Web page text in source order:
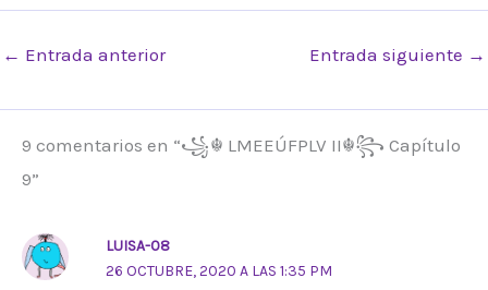
← Entrada anterior Entrada siguiente →
9 comentarios en “꧁☬ LMEEÚFPLV II☬꧂ Capítulo
9”
LUISA-08
26 OCTUBRE, 2020 A LAS 1:35 PM